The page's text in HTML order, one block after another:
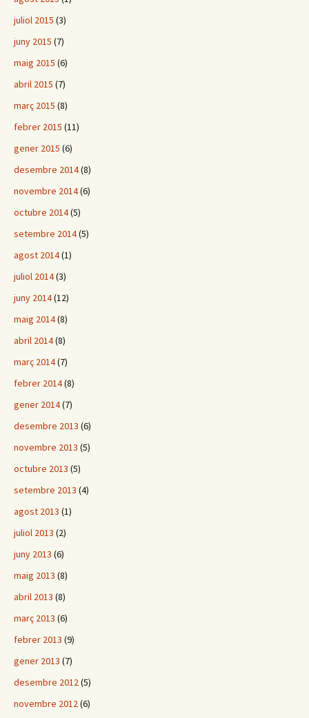
juliol 2015 (3)
juny 2015 (7)
maig 2015 (6)
abril 2015 (7)
març 2015 (8)
febrer 2015 (11)
gener 2015 (6)
desembre 2014(8)
novembre 2014(6)
octubre 2014(5)
setembre 2014(5)
agost 2014(1)
juliol 2014(3)
juny 2014(12)
maig 2014(8)
abril 2014(8)
març 2014(7)
febrer 2014(8)
gener 2014(7)
desembre 2013 (6)
novembre 2013 (5)
octubre 2013 (5)
setembre 2013 (4)
agost 2013 (1)
juliol 2013 (2)
juny 2013 (6)
maig 2013 (8)
abril 2013 (8)
març 2013 (6)
febrer 2013 (9)
gener 2013 (7)
desembre 2012(5)
novembre 2012(6)